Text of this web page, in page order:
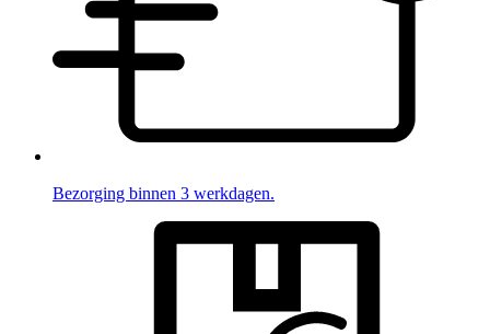
Bezorging binnen 3 werkdagen.